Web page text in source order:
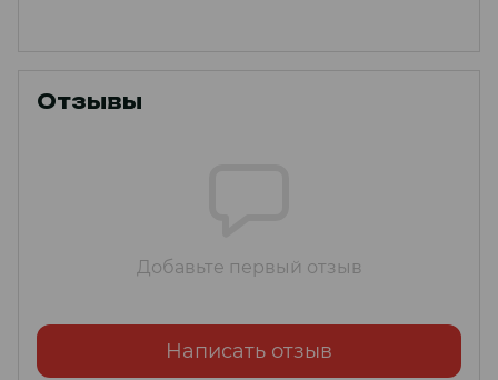
Отзывы
Добавьте первый отзыв
Написать отзыв